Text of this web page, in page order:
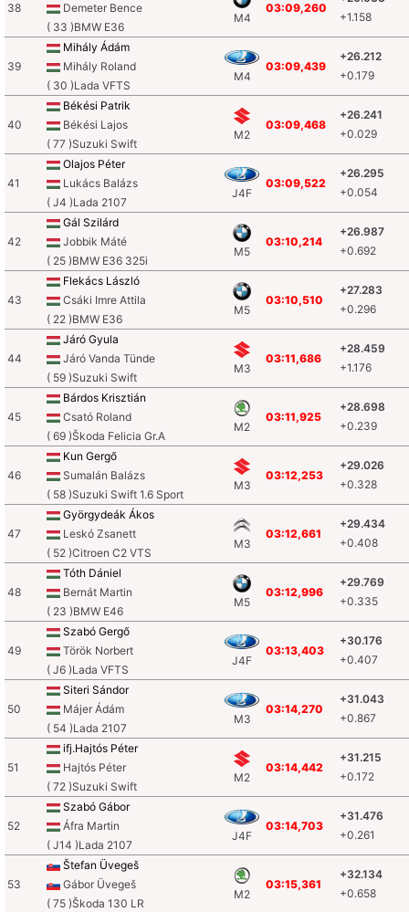
38
Demeter Bence
( 33 )BMW E36
M4
03:09,260
+1.158
39
Mihály Ádám
Mihály Roland
( 30 )Lada VFTS
M4
03:09,439
+26.212
+0.179
40
Békési Patrik
Békési Lajos
( 77 )Suzuki Swift
M2
03:09,468
+26.241
+0.029
41
Olajos Péter
Lukács Balázs
( J4 )Lada 2107
J4F
03:09,522
+26.295
+0.054
42
Gál Szilárd
Jobbik Máté
( 25 )BMW E36 325i
M5
03:10,214
+26.987
+0.692
43
Flekács László
Csáki Imre Attila
( 22 )BMW E36
M5
03:10,510
+27.283
+0.296
44
Járó Gyula
Járó Vanda Tünde
( 59 )Suzuki Swift
M3
03:11,686
+28.459
+1.176
45
Bárdos Krisztián
Csató Roland
( 69 )Škoda Felicia Gr.A
M2
03:11,925
+28.698
+0.239
46
Kun Gergő
Sumalán Balázs
( 58 )Suzuki Swift 1.6 Sport
M3
03:12,253
+29.026
+0.328
47
Györgydeák Ákos
Leskó Zsanett
( 52 )Citroen C2 VTS
M3
03:12,661
+29.434
+0.408
48
Tóth Dániel
Bernát Martin
( 23 )BMW E46
M5
03:12,996
+29.769
+0.335
49
Szabó Gergő
Török Norbert
( J6 )Lada VFTS
J4F
03:13,403
+30.176
+0.407
50
Siteri Sándor
Májer Ádám
( 54 )Lada 2107
M3
03:14,270
+31.043
+0.867
51
ifj.Hajtós Péter
Hajtós Péter
( 72 )Suzuki Swift
M2
03:14,442
+31.215
+0.172
52
Szabó Gábor
Áfra Martin
( J14 )Lada 2107
J4F
03:14,703
+31.476
+0.261
53
Štefan Üvegeš
Gábor Üvegeš
( 75 )Škoda 130 LR
M2
03:15,361
+32.134
+0.658